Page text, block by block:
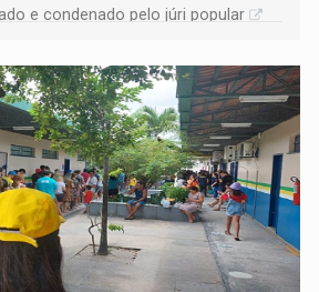
e condenado pelo júri popular